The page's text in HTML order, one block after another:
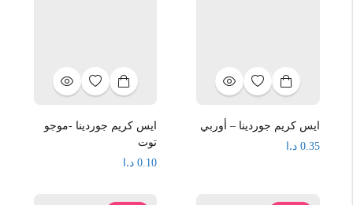
ايس كريم جوردينا – أوربي
0.35 د.ا
ايس كريم جوردينا -موجو
توت
0.10 د.ا